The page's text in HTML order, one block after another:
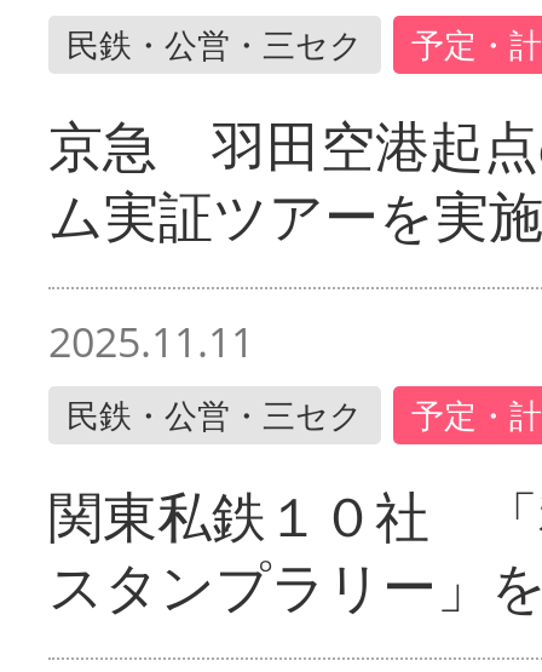
民鉄・公営・三セク 予定・
京急 羽田空港起
ム実証ツアーを実施
2025.11.11
民鉄・公営・三セク 予定・
関東私鉄１０社
スタンプラリー」